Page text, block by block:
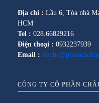
Địa chỉ : Lầu 6, Tòa nhà
HCM
Tel : 028.66829216
Điện thoại : 0932237939
Email :
CÔNG TY CỔ PHẦN